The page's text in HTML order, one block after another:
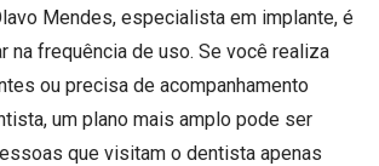
Mendes, especialista em implante, é
na frequência de uso. Se você realiza
ou precisa de acompanhamento
um plano mais amplo pode ser
que visitam o dentista apenas